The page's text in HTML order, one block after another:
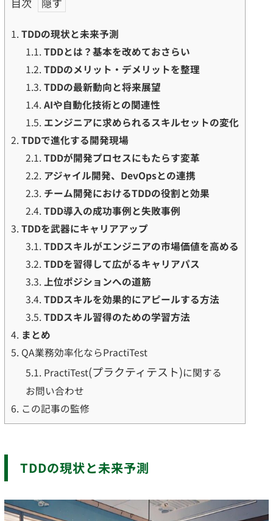
1.TDDの現状と未来予測
1.1.TDDとは？基本を改めておさらい
1.2.TDDのメリット・デメリットを整理
1.3.TDDの最新動向と将来展望
1.4.AIや自動化技術との関連性
1.5. エンジニアに求められるスキルセットの変化
2.TDDで進化する開発現場
2.1.TDDが開発プロセスにもたらす変革
2.2. アジャイル開発、DevOpsとの連携
2.3. チーム開発におけるTDDの役割と効果
2.4.TDD導入の成功事例と失敗事例
3.TDDを武器にキャリアアップ
3.1.TDDスキルがエンジニアの市場価値を高める
3.2.TDDを習得して広がるキャリアパス
3.3.上位ポジションへの道筋
3.4.TDDスキルを効果的にアピールする方法
3.5.TDDスキル習得のための学習方法
4. まとめ
5. QA業務効率化ならPractiTest
5.1.PractiTest(プラクティテスト)に関する
お問い合わせ
6. この記事の監修
TDDの現状と未来予測